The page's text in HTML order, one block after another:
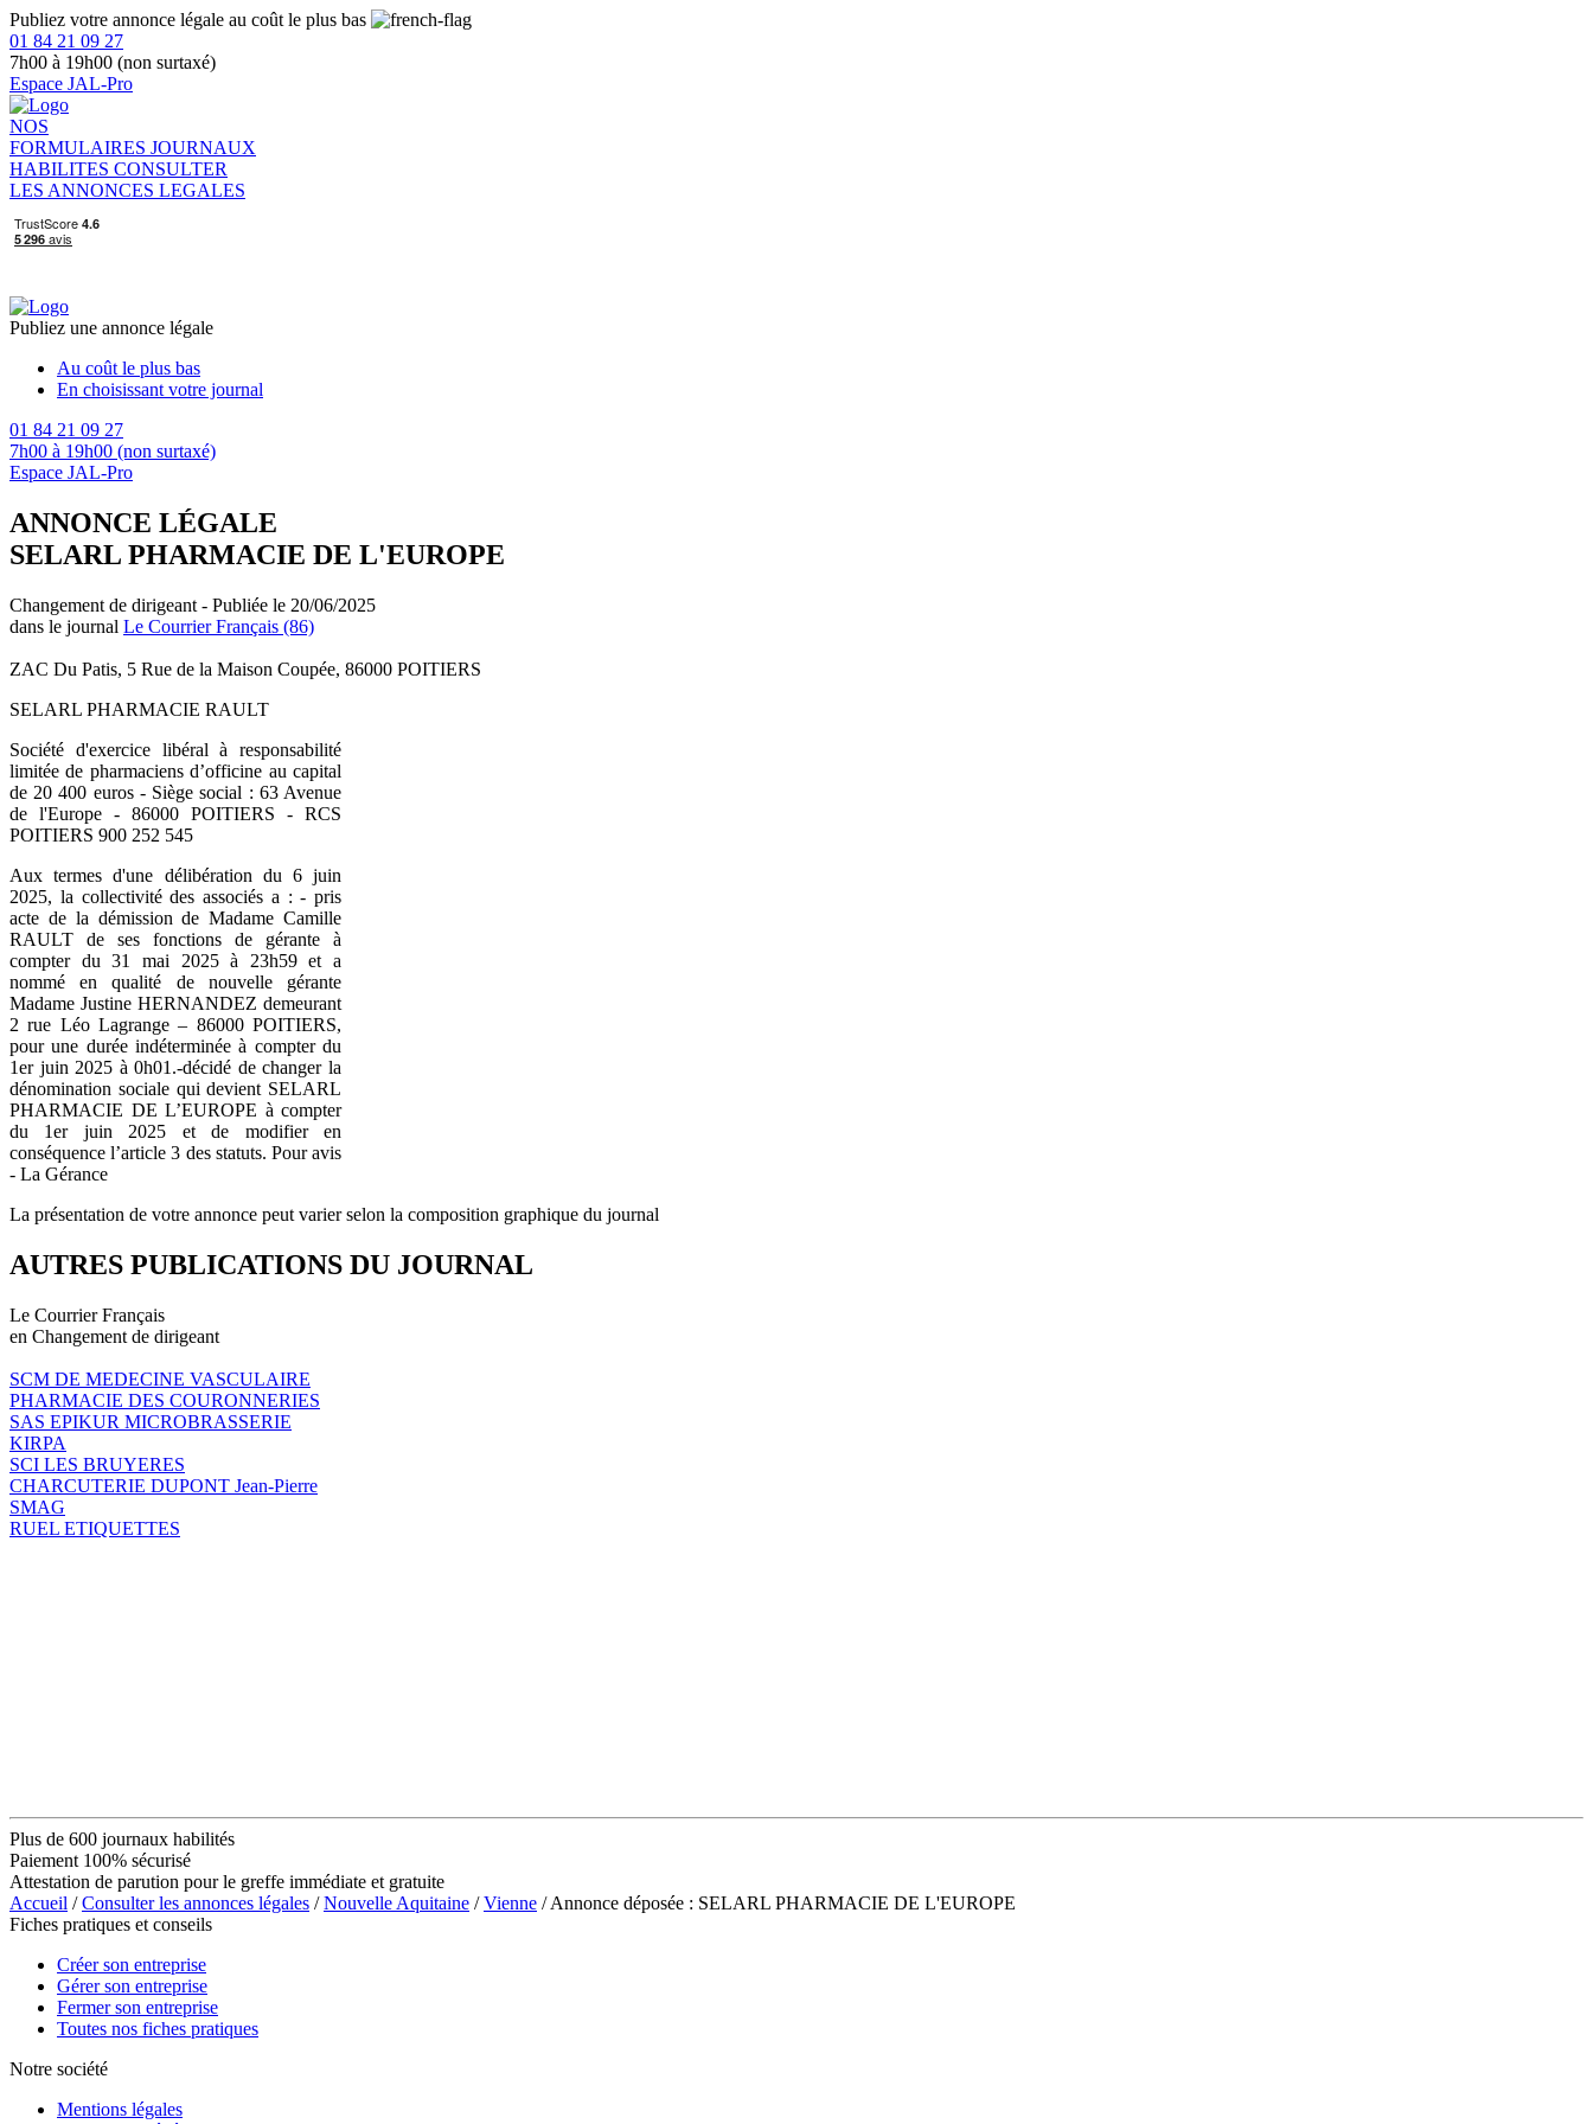
Publiez votre annonce légale au coût le plus bas
01 84 21 09 27
7h00 à 19h00 (non surtaxé)
Espace JAL-Pro
NOS
FORMULAIRES JOURNAUX
HABILITES CONSULTER
LES ANNONCES LEGALES
Publiez une annonce légale
Au coût le plus bas
En choisissant votre journal
01 84 21 09 27
7h00 à 19h00 (non surtaxé)
Espace JAL-Pro
ANNONCE LÉGALE
SELARL PHARMACIE DE L'EUROPE
Changement de dirigeant - Publiée le 20/06/2025
dans le journal Le Courrier Français (86)
ZAC Du Patis, 5 Rue de la Maison Coupée, 86000 POITIERS
SELARL PHARMACIE RAULT
Société d'exercice libéral à responsabilité
limitée de pharmaciens d’officine au capital
de 20 400 euros - Siège social : 63 Avenue
de l'Europe - 86000 POITIERS - RCS
POITIERS 900 252 545
Aux termes d'une délibération du 6 juin
2025, la collectivité des associés a : - pris
acte de la démission de Madame Camille
RAULT de ses fonctions de gérante à
compter du 31 mai 2025 à 23h59 et a
nommé en qualité de nouvelle gérante
Madame Justine HERNANDEZ demeurant
2 rue Léo Lagrange – 86000 POITIERS,
pour une durée indéterminée à compter du
1er juin 2025 à 0h01.-décidé de changer la
dénomination sociale qui devient SELARL
PHARMACIE DE L’EUROPE à compter
du 1er juin 2025 et de modifier en
conséquence l’article 3 des statuts. Pour avis
- La Gérance
La présentation de votre annonce peut varier selon la composition graphique du journal
AUTRES PUBLICATIONS DU JOURNAL
Le Courrier Français
en Changement de dirigeant
SCM DE MEDECINE VASCULAIRE
PHARMACIE DES COURONNERIES
SAS EPIKUR MICROBRASSERIE
KIRPA
SCI LES BRUYERES
CHARCUTERIE DUPONT Jean-Pierre
SMAG
RUEL ETIQUETTES
Plus de 600 journaux habilités
Paiement 100% sécurisé
Attestation de parution pour le greffe immédiate et gratuite
Accueil /Consulter les annonces légales /Nouvelle Aquitaine /Vienne / Annonce déposée : SELARL PHARMACIE DE L'EUROPE
Fiches pratiques et conseils
Créer son entreprise
Gérer son entreprise
Fermer son entreprise
Toutes nos fiches pratiques
Notre société
Mentions légales